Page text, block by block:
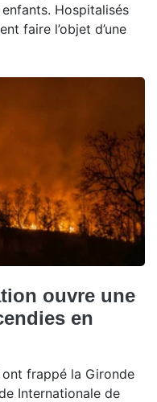
Hospitalisés
faire l’objet d’une
ouvre une
en
frappé la Gironde
Internationale de